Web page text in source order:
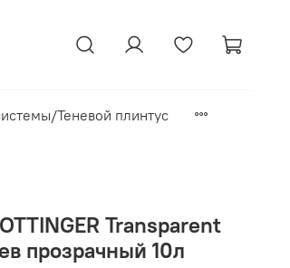
Теневой плинтус
Transparent
прозрачный 10л